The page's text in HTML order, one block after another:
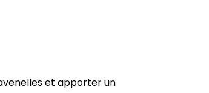
et apporter un